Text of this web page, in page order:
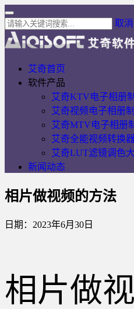
取消
艾奇首页
软件产品
艾奇KTV电子相册
艾奇视频电子相册
艾奇MTV电子相册
艾奇全能视频转换
艾奇LUT滤镜调色
新闻动态
相片做视频的方法
日期：2023年6月30日
相片做